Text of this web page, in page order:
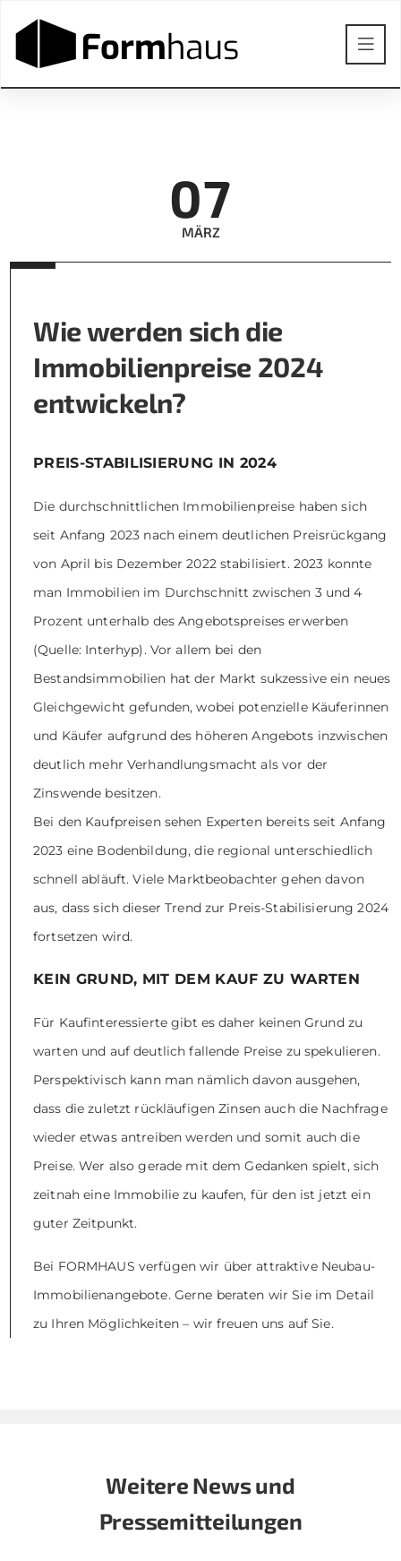
07
MÄRZ
Wie werden sich die
Immobilienpreise 2024
entwickeln?
PREIS-STABILISIERUNG IN 2024
Die durchschnittlichen Immobilienpreise haben sich
seit Anfang 2023 nach einem deutlichen Preisrückgang
von April bis Dezember 2022 stabilisiert. 2023 konnte
man Immobilien im Durchschnitt zwischen 3 und 4
Prozent unterhalb des Angebotspreises erwerben
(Quelle: Interhyp). Vor allem bei den
Bestandsimmobilien hat der Markt sukzessive ein neues
Gleichgewicht gefunden, wobei potenzielle Käuferinnen
und Käufer aufgrund des höheren Angebots inzwischen
deutlich mehr Verhandlungsmacht als vor der
Zinswende besitzen.
Bei den Kaufpreisen sehen Experten bereits seit Anfang
2023 eine Bodenbildung, die regional unterschiedlich
schnell abläuft. Viele Marktbeobachter gehen davon
aus, dass sich dieser Trend zur Preis-Stabilisierung 2024
fortsetzen wird.
KEIN GRUND, MIT DEM KAUF ZU WARTEN
Für Kaufinteressierte gibt es daher keinen Grund zu
warten und auf deutlich fallende Preise zu spekulieren.
Perspektivisch kann man nämlich davon ausgehen,
dass die zuletzt rückläufigen Zinsen auch die Nachfrage
wieder etwas antreiben werden und somit auch die
Preise. Wer also gerade mit dem Gedanken spielt, sich
zeitnah eine Immobilie zu kaufen, für den ist jetzt ein
guter Zeitpunkt.
Bei FORMHAUS verfügen wir über attraktive Neubau-
Immobilienangebote. Gerne beraten wir Sie im Detail
zu Ihren Möglichkeiten – wir freuen uns auf Sie.
Weitere News und
Pressemitteilungen